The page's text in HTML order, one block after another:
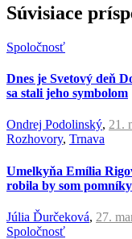
Súvisiace
Spoločnosť
Dnes je Svetový deň
sa stali jeho symbolom
Ondrej Podolinský, 21.
Rozhovory, Trnava
Umelkyňa Emília
robila by som pomníky
Júlia Ďurčeková, 27.
Spoločnosť